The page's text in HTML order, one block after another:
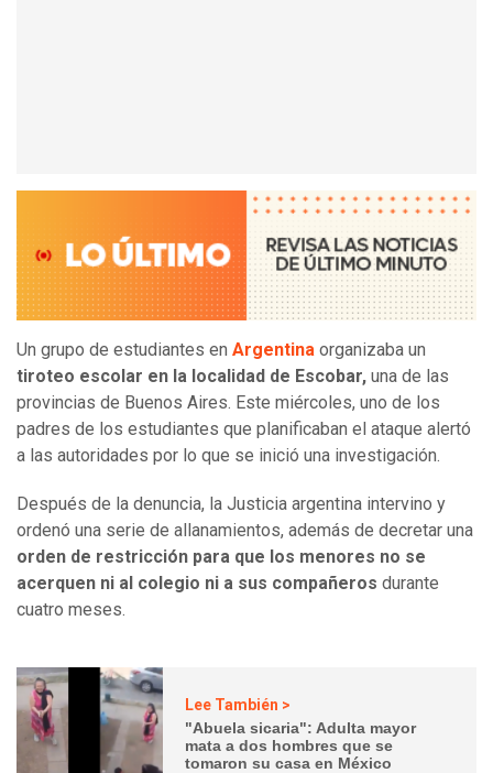
Un grupo de estudiantes en Argentina organizaba un
tiroteo escolar en la localidad de Escobar, una de las
provincias de Buenos Aires. Este miércoles, uno de los
padres de los estudiantes que planificaban el ataque alertó
a las autoridades por lo que se inició una investigación.
Después de la denuncia, la Justicia argentina intervino y
ordenó una serie de allanamientos, además de decretar una
orden de restricción para que los menores no se
acerquen ni al colegio ni a sus compañeros durante
cuatro meses.
Lee También >
"Abuela sicaria": Adulta mayor
mata a dos hombres que se
tomaron su casa en México